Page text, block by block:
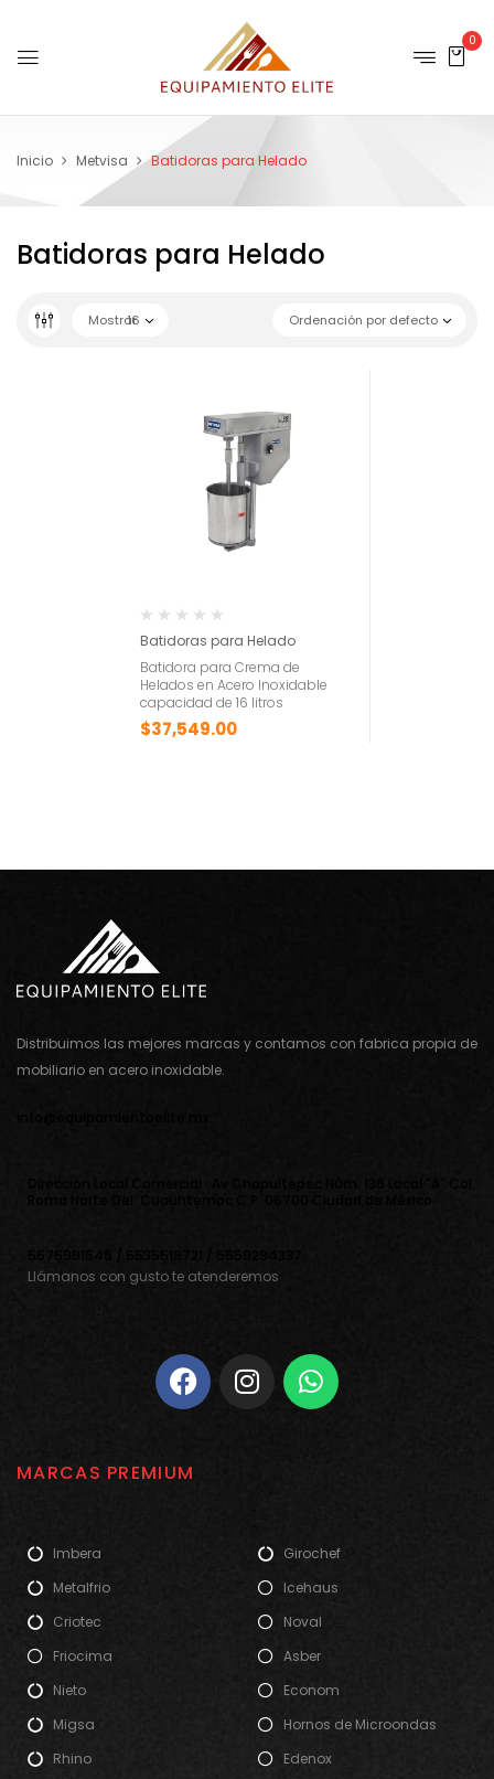
0
Inicio Metvisa Batidoras para Helado
Batidoras para Helado
Ordenación por defecto
Mostrar
16
Batidoras para Helado
Batidora para Crema de
Helados en Acero Inoxidable
capacidad de 16 litros
$37,549.00
Distribuimos las mejores marcas y contamos con fabrica propia de
mobiliario en acero inoxidable.
Llámanos con gusto te atenderemos
MARCAS PREMIUM
Imbera
Metalfrio
Criotec
Friocima
Nieto
Migsa
Rhino
Girochef
Icehaus
Noval
Asber
Econom
Hornos de Microondas
Edenox